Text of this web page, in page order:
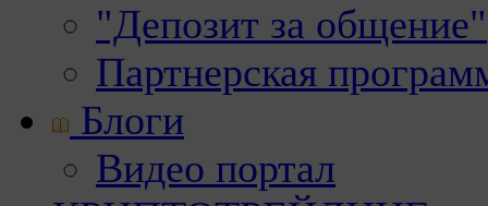
"Депозит за общение"
Партнерская
Блоги
Видео портал